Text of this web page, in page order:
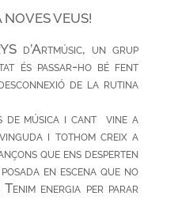
NOVES VEUS!
d’Artmúsic, un grup
és passar-ho bé fent
de la rutina
de música i cant vine a
i tothom creix a
que ens desperten
en escena que no
energia per parar